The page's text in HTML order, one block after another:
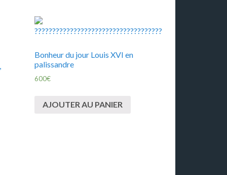
Bonheur du jour Louis XVI en
palissandre
600€
AJOUTER AU PANIER